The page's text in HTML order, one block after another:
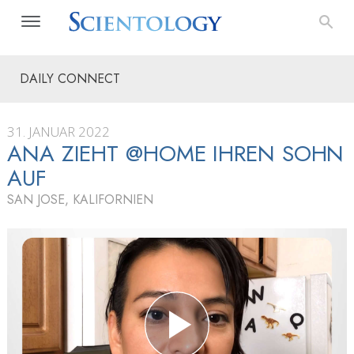
DAILY CONNECT
31. JANUAR 2022
ANA ZIEHT @HOME IHREN SOHN
AUF
SAN JOSE, KALIFORNIEN